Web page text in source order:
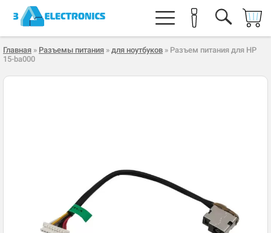
Главная » Разъемы питания » для ноутбуков » Разъем питания для HP
15-ba000